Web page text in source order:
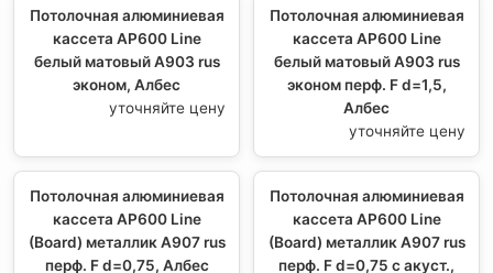
Потолочная алюминиевая
кассета AP600 Line
белый матовый А903 rus
эконом, Албес
уточняйте цену
Потолочная алюминиевая
кассета AP600 Line
белый матовый А903 rus
эконом перф. F d=1,5,
Албес
уточняйте цену
Потолочная алюминиевая
кассета AP600 Line
(Board) металлик А907 rus
перф. F d=0,75, Албес
Потолочная алюминиевая
кассета AP600 Line
(Board) металлик А907 rus
перф. F d=0,75 с акуст.,